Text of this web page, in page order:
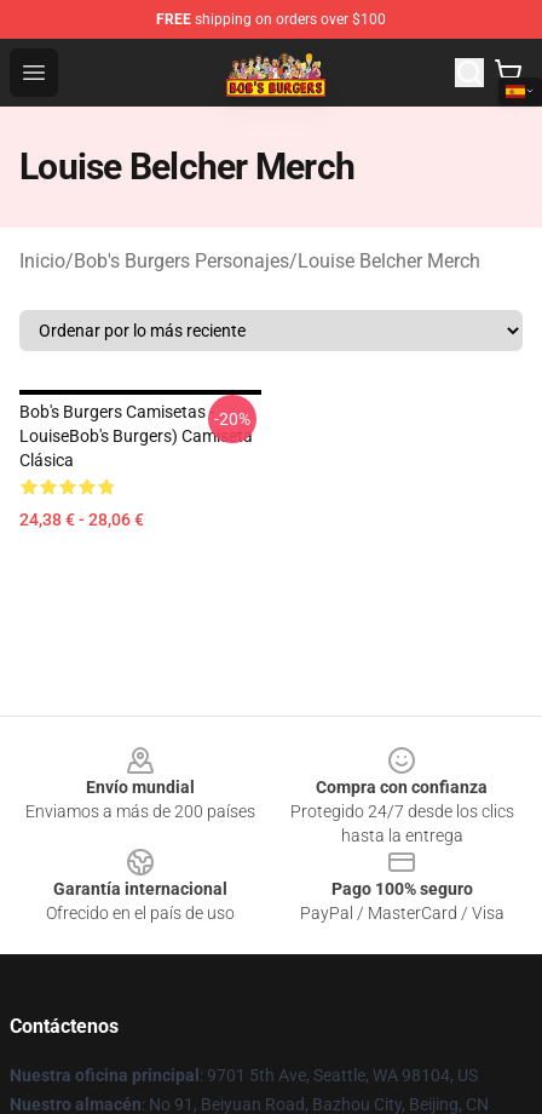
FREE shipping on orders over $100
Open menu
Bob's Burgers Store - Official Bob's Burgers Merchandise
Louise Belcher Merch
Inicio/Bob's Burgers Personajes/Louise Belcher Merch
Bob's Burgers Camisetas -
LouiseBob's Burgers) Camiseta
Clásica
24,38 € - 28,06 €
-20%
Envío mundial
Enviamos a más de 200 países
Compra con confianza
Protegido 24/7 desde los clics
hasta la entrega
Garantía internacional
Ofrecido en el país de uso
Pago 100% seguro
PayPal / MasterCard / Visa
Contáctenos
Nuestra oficina principal : 9701 5th Ave, Seattle, WA 98104, US
Nuestro almacén: No 91, Beiyuan Road, Bazhou City, Beijing, CN